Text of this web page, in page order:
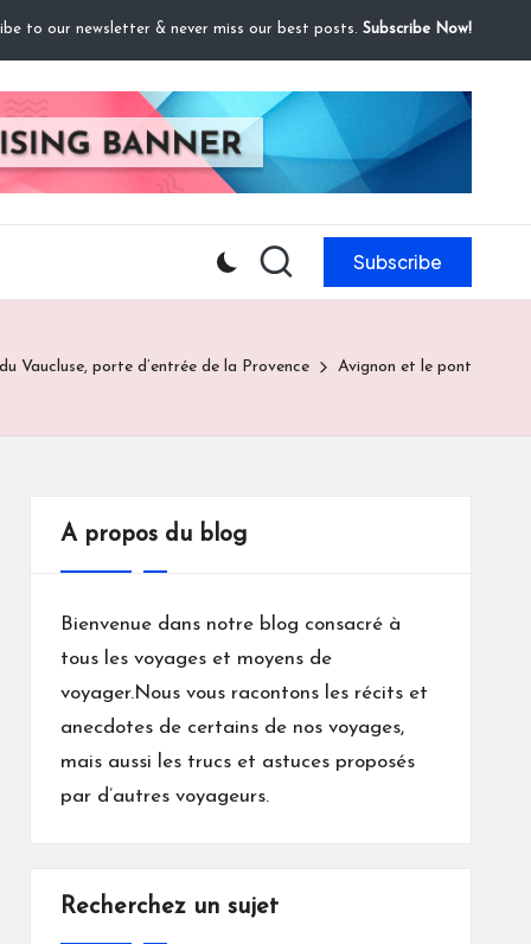
to our newsletter & never miss our best posts. Subscribe Now!
Subscribe
Vaucluse, porte d’entrée de la Provence Avignon et le pont
A propos du blog
Bienvenue dans notre blog consacré à
tous les voyages et moyens de
voyager.Nous vous racontons les récits et
anecdotes de certains de nos voyages,
mais aussi les trucs et astuces proposés
par d’autres voyageurs.
Recherchez un sujet